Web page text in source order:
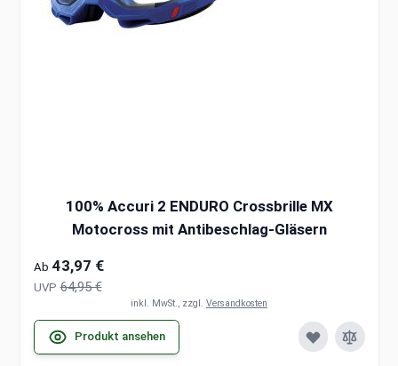
100% Accuri 2 ENDURO Crossbrille MX
Motocross mit Antibeschlag-Gläsern
Ab 43,97 €
UVP 64,95 €
inkl. MwSt., zzgl. Versandkosten
Produkt ansehen